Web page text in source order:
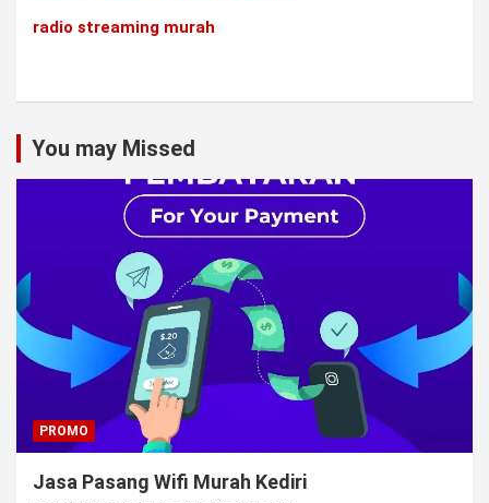
radio streaming murah
You may Missed
PROMO
Jasa Pasang Wifi Murah Kediri